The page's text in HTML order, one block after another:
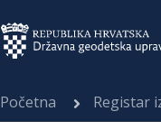
Početna Registar